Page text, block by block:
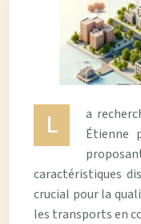
L
a
Étienne
caractéristiques
crucial pour la
les transports en